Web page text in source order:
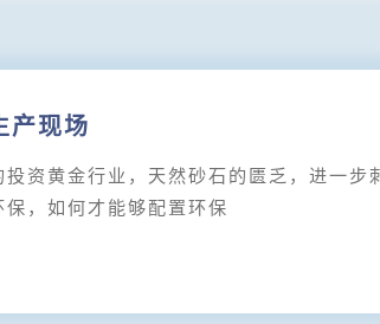
产现场
黄金行业，天然砂石的匮乏，进一步
，如何才能够配置环保